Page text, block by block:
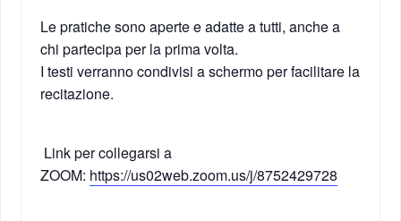
‍Le pratiche sono aperte e adatte a tutti, anche a
chi partecipa per la prima volta.
I testi verranno condivisi a schermo per facilitare la
recitazione.
Link per collegarsi a
ZOOM: https://us02web.zoom.us/j/8752429728